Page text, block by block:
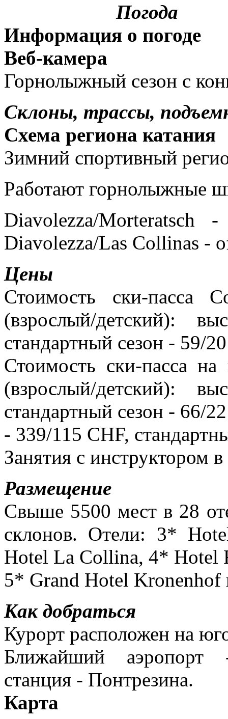
Погода
Информация о погоде
Веб-камера
Горнолыжный сезон с
Склоны, трассы,
Cхема региона катания
Зимний спортивный
Работают горнолыжные
Diavolezza/
Diavolezza/Las Collinas -
Цены
Стоимость ски-пасса
(взрослый/детский):
стандартный сезон - 59/
Стоимость ски-пасса
(взрослый/детский):
стандартный сезон - 66/
- 339/115 CHF,
Занятия с инструктором
Размещение
Свыше 5500 мест в 28
склонов. Отели: 3*
Hotel La Collina, 4* Hotel
5* Grand Hotel Kronenhof
Как добраться
Курорт расположен на
Ближайший аэропорт
станция - Понтрезина.
Карта